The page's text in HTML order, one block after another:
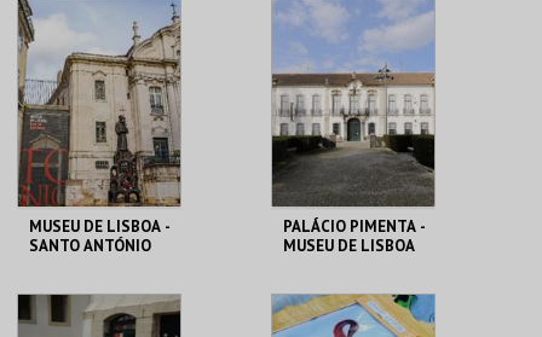
CARTÕES
PRODUTOS
MUSEU DE LISBOA -
SANTO ANTÓNIO
ML - SANTO
ANTÓNIO
PALÁCIO PIMENTA -
MUSEU DE LISBOA
ML - PALÁCIO
PIMENTA